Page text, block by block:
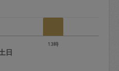
設定について：
13時
日